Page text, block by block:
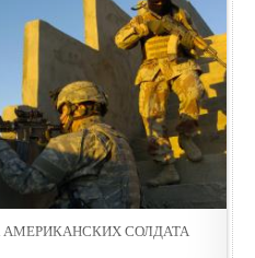
АМЕРИКАНСКИХ СОЛДАТА